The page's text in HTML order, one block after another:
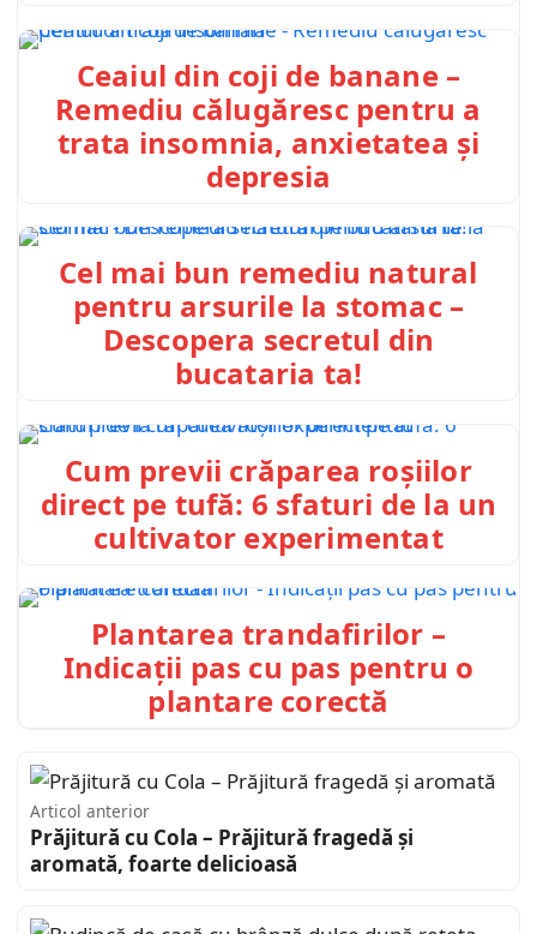
Ceaiul din coji de banane –
Remediu călugăresc pentru a
trata insomnia, anxietatea și
depresia
Cel mai bun remediu natural
pentru arsurile la stomac –
Descopera secretul din
bucataria ta!
Cum previi crăparea roșiilor
direct pe tufă: 6 sfaturi de la un
cultivator experimentat
Plantarea trandafirilor –
Indicații pas cu pas pentru o
plantare corectă
Articol anterior
Prăjitură cu Cola – Prăjitură fragedă și
aromată, foarte delicioasă